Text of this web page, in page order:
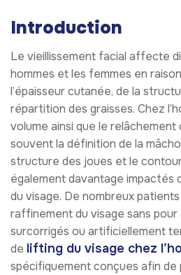
Introduction
Le vieillissement facial affecte
hommes et les femmes en
l’épaisseur cutanée, de la
répartition des graisses. Chez
volume ainsi que le
souvent la définition de la
structure des joues et le
également davantage impactés
du visage. De nombreux
raffinement du visage sans
surcorrigés ou artificiellement
de lifting du visage chez
spécifiquement conçues afin